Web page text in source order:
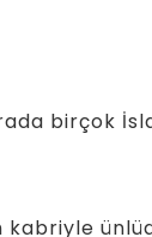
birçok
kabriyle